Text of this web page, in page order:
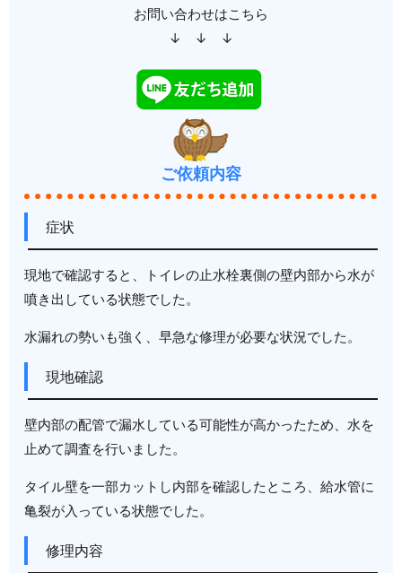
お問い合わせはこちら
↓ ↓ ↓
ご依頼内容
症状
現地で確認すると、トイレの止水栓裏側の壁内部から水が
噴き出している状態でした。
水漏れの勢いも強く、早急な修理が必要な状況でした。
現地確認
壁内部の配管で漏水している可能性が高かったため、水を
止めて調査を行いました。
タイル壁を一部カットし内部を確認したところ、給水管に
亀裂が入っている状態でした。
修理内容